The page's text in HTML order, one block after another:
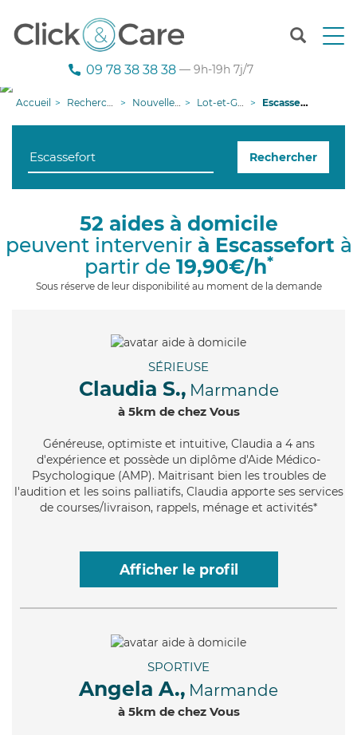
T
n
g
i
09 78 38 38 38 — 9h-19h 7j/7
Accueil Recherche aide à domicile Nouvelle-Aquitaine Lot-et-Garonne Escassefort
Rechercher
52 aides à domicile
peuvent intervenir à Escassefortà
partir de 19,90€/h*
Sous réserve de leur disponibilité au moment de la demande
SÉRIEUSE
Claudia S., Marmande
à 5km de chez Vous
Généreuse, optimiste et intuitive, Claudia a 4 ans
d'expérience et possède un diplôme d'Aide Médico-
Psychologique (AMP). Maitrisant bien les troubles de
l'audition et les soins palliatifs, Claudia apporte ses services
de courses/livraison, rappels, ménage et activités*
Afficher le profil
SPORTIVE
Angela A., Marmande
à 5km de chez Vous